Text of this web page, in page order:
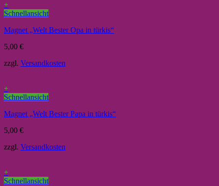
+
Schnellansicht
Magnet „Welt Bester Opa in türkis“
5,00 €
zzgl. Versandkosten
+
Schnellansicht
Magnet „Welt Bester Papa in türkis“
5,00 €
zzgl. Versandkosten
+
Schnellansicht